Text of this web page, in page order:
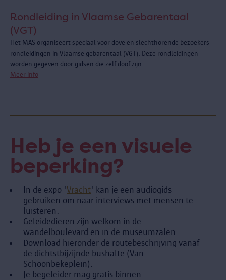
Rondleiding in Vlaamse Gebarentaal
(VGT)
Het MAS organiseert speciaal voor dove en slechthorende bezoekers
rondleidingen in Vlaamse gebarentaal (VGT). Deze rondleidingen
worden gegeven door gidsen die zelf doof zijn.
Meer info
Heb je een visuele
beperking?
In de expo 'Vracht' kan je een audiogids
gebruiken om naar interviews met mensen te
luisteren.
Geleidedieren zijn welkom in de
wandelboulevard en in de museumzalen.
Download hieronder de routebeschrijving vanaf
de dichtstbijzijnde bushalte (Van
Schoonbekeplein).
Je begeleider mag gratis binnen.